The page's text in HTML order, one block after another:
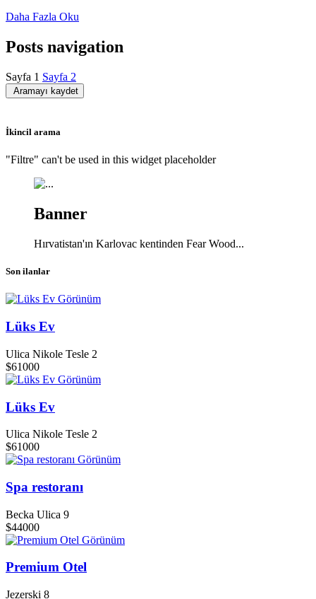
Daha Fazla Oku
Posts navigation
Sayfa 1 Sayfa 2
Aramayı kaydet
İkincil arama
"Filtre" can't be used in this widget placeholder
Banner
Hırvatistan'ın Karlovac kentinden Fear Wood...
Son ilanlar
Görünüm
Lüks Ev
Ulica Nikole Tesle 2
$61000
Görünüm
Lüks Ev
Ulica Nikole Tesle 2
$61000
Görünüm
Spa restoranı
Becka Ulica 9
$44000
Görünüm
Premium Otel
Jezerski 8